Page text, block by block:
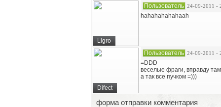
Ligro
Пользователь 24-09-2011 -
hahahahahahaah
Difect
Пользователь 24-09-2011 -
=DDD
веселые фраги, вправду
а так все пучком =)))
форма отправки комментария